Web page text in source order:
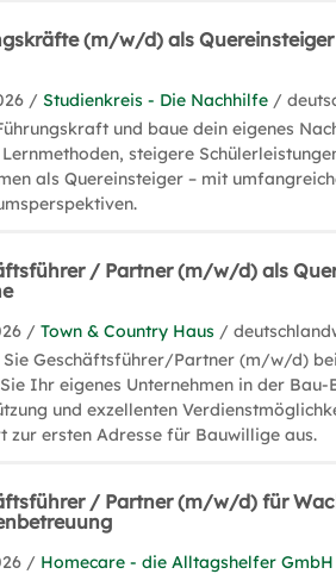
(m/w/d) als
/Studienkreis - Die Nachhilfe /
und baue dein eigenes
steigere
als Quereinsteiger – mit
/ Partner (m/w/d) als
/Town & Country Haus /
Sie Geschäftsführer/Partner (m/w/d)
Ihr eigenes Unternehmen in der
und exzellenten
zur ersten Adresse für Bauwillige aus.
/ Partner (m/w/d) für
/ Homecare - die Alltagshelfer GmbH